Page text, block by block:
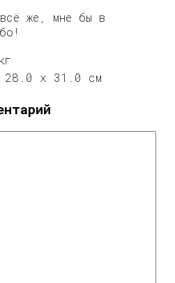
же, мне бы в
28.0 x 31.0 cм